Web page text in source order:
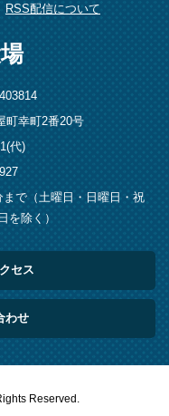
RSS配信について
町幸町2番20号
代)
で（土曜日・日曜日・祝
を除く）
セス
わせ
Reserved.